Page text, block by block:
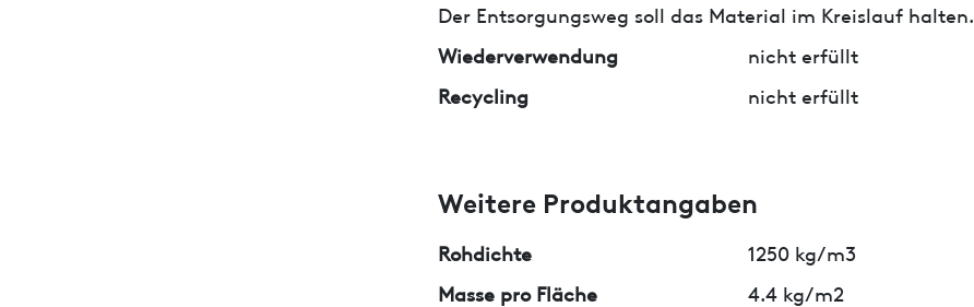
Der Entsorgungsweg soll das Material im Kreislauf halten.
Wiederverwendung
nicht erfüllt
Recycling
nicht erfüllt
Weitere Produktangaben
Rohdichte
1250 kg/m3
Masse pro Fläche
4.4 kg/m2